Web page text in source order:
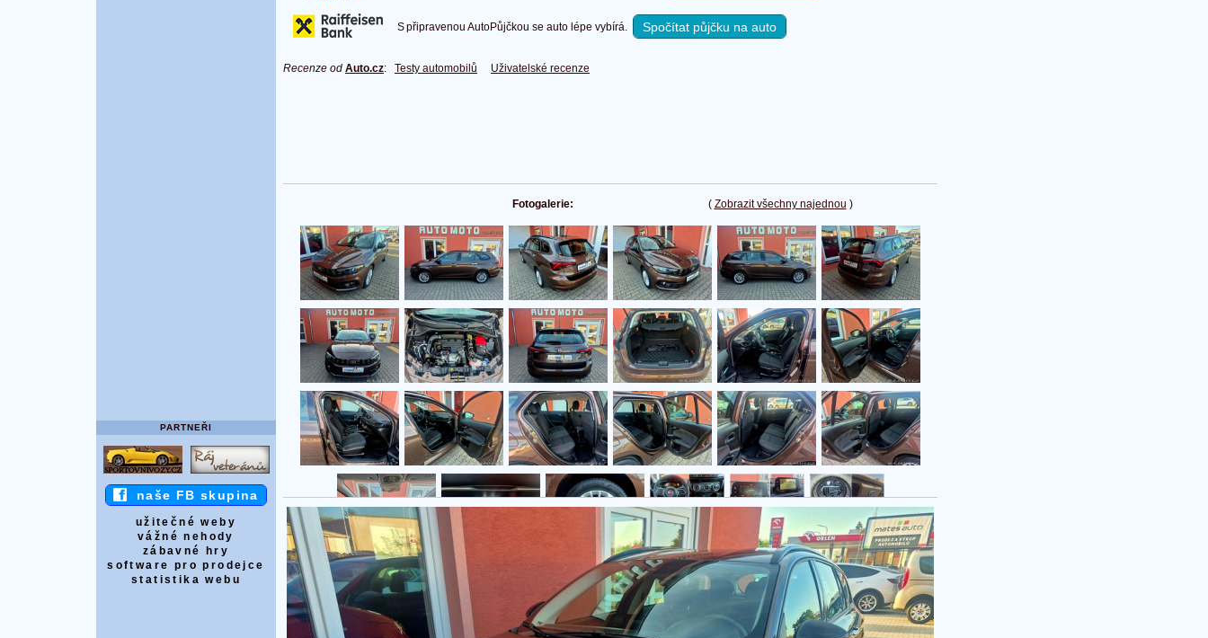
PARTNEŘI
naše FB skupina
užitečné weby
vážné nehody
zábavné hry
software pro prodejce
statistika webu
S připravenou AutoPůjčkou se auto lépe vybírá. Spočítat půjčku na auto
Recenze od Auto.cz: Testy automobilů Uživatelské recenze
( Zobrazit všechny najednou )
Fotogalerie: